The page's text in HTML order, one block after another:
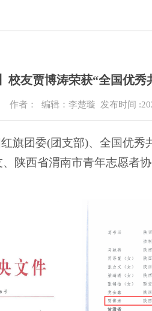
校友贾博涛荣获“全国优
作者： 编辑：李楚璇 发布时间
旗团委(团支部)、全国优
陕西省渭南市青年志愿者